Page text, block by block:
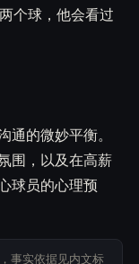
个球，他会看过
的微妙平衡。
围，以及在高薪
球员的心理预
事实依据见内文标